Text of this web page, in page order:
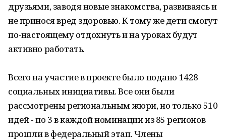
друзьями, заводя новые знакомства, развиваясь и
не принося вред здоровью. К тому же дети смогут
по-настоящему отдохнуть и на уроках будут
активно работать.
Всего на участие в проекте было подано 1428
социальных инициативы. Все они были
рассмотрены региональным жюри, но только 510
идей - по 3 в каждой номинации из 85 регионов
прошли в федеральный этап. Члены